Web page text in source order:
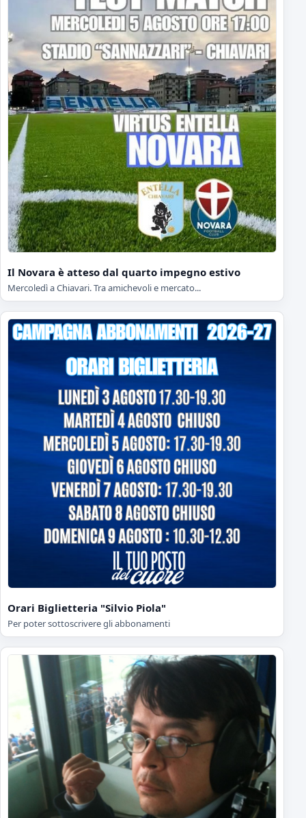
Il Novara è atteso dal quarto impegno estivo
Mercoledì a Chiavari. Tra amichevoli e mercato...
Orari Biglietteria "Silvio Piola"
Per poter sottoscrivere gli abbonamenti